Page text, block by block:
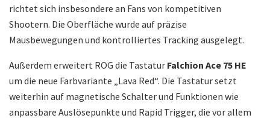
richtet sich insbesondere an Fans von kompetitiven
Shootern. Die Oberfläche wurde auf präzise
Mausbewegungen und kontrolliertes Tracking ausgelegt.
Außerdem erweitert ROG die Tastatur Falchion Ace 75 HE
um die neue Farbvariante „Lava Red“. Die Tastatur setzt
weiterhin auf magnetische Schalter und Funktionen wie
anpassbare Auslösepunkte und Rapid Trigger, die vor allem